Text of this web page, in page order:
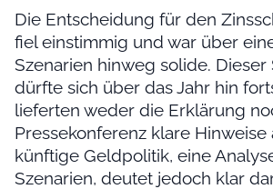
Die Entscheidung für den
fiel einstimmig und war über
Szenarien hinweg solide.
dürfte sich über das Jahr hin
lieferten weder die Erklärung
Pressekonferenz klare Hinweise
künftige Geldpolitik, eine
Szenarien, deutet jedoch klar